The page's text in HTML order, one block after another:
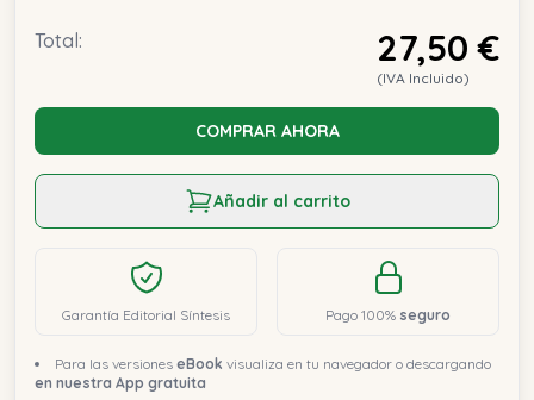
Total: 27,50 €
(IVA Incluido)
COMPRAR AHORA
Añadir al carrito
Garantía Editorial Síntesis Pago 100% seguro
Para las versiones eBook visualiza en tu navegador o descargando
en nuestra App gratuita